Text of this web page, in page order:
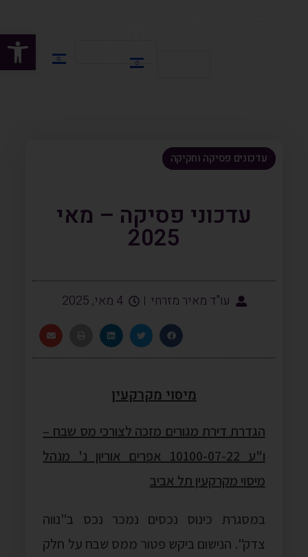
עדכונים פסיקה וחקיקה
עדכוני פסיקה – מאי
2025
עו"ד מאיר מזרחי 4 מאי, 2025
מיסוי מקרקעין
הגדרת דירת מגורים מזכה לצורכי מס שבח –
ו"ע 10100-07-22 אפרים אוריון נ' מנהל
מיסוי מקרקעין תל אביב
במסגרת כינוס נכסים נמכר נכס ב"נווה
צדק". הנישום ביקש פטור ממס שבח על חלק